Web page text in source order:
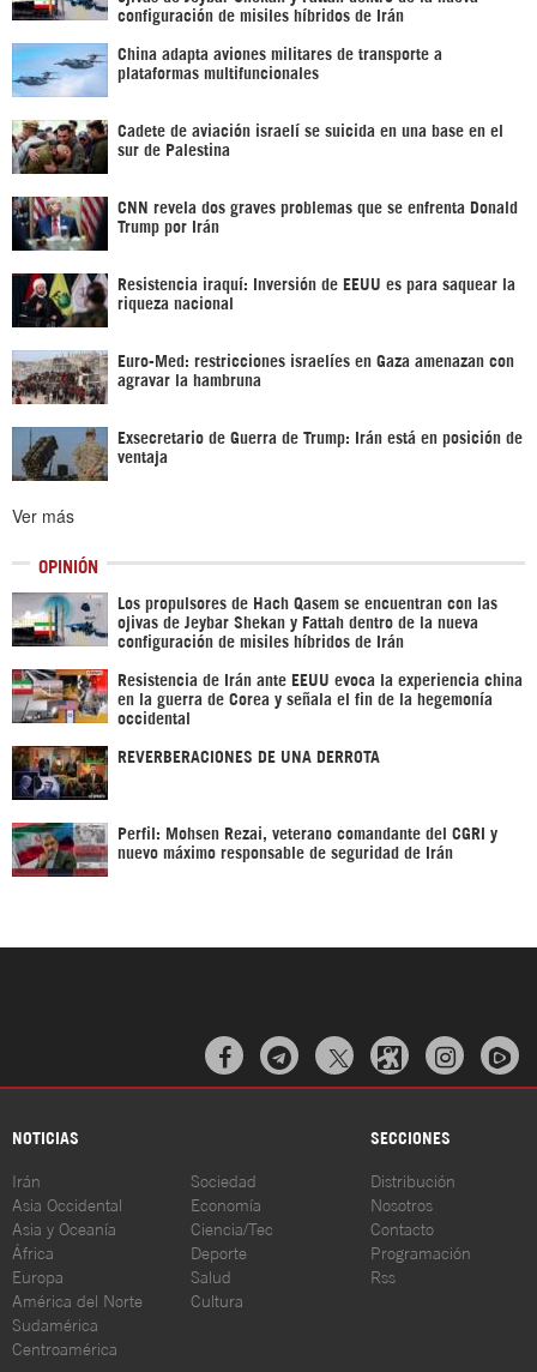
configuración de misiles híbridos de Irán
China adapta aviones militares de transporte a
plataformas multifuncionales
Cadete de aviación israelí se suicida en una base en el
sur de Palestina
CNN revela dos graves problemas que se enfrenta Donald
Trump por Irán
Resistencia iraquí: Inversión de EEUU es para saquear la
riqueza nacional
Euro-Med: restricciones israelíes en Gaza amenazan con
agravar la hambruna
Exsecretario de Guerra de Trump: Irán está en posición de
ventaja
Ver más
OPINIÓN
Los propulsores de Hach Qasem se encuentran con las
ojivas de Jeybar Shekan y Fattah dentro de la nueva
configuración de misiles híbridos de Irán
Resistencia de Irán ante EEUU evoca la experiencia china
en la guerra de Corea y señala el fin de la hegemonía
occidental
REVERBERACIONES DE UNA DERROTA
Perfil: Mohsen Rezai, veterano comandante del CGRI y
nuevo máximo responsable de seguridad de Irán
  
NOTICIAS SECCIONES
Irán
Asia Occidental
Asia y Oceanía
África
Europa
América del Norte
Sudamérica
Centroamérica
Sociedad
Economía
Ciencia/Tec
Deporte
Salud
Cultura
Distribución
Nosotros
Contacto
Programación
Rss